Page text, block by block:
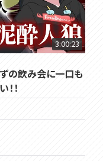
3:00:23
の飲み会に一口も
！